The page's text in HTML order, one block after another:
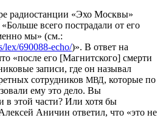
радиостанции «Эхо Москвы»
всего пострадали от его
мы» (см.:
lex/690088-echo/)». В ответ на
«после его [Магнитского] смерти
записи, где он называл
сотрудников МВД, которые по
ему это дело. Вы
в этой части? Или хотя бы
Аничин ответил, что «это не